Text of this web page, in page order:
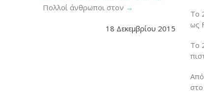
Πολλοί άνθρωποι στον
18 Δεκεμβρίου 2015
Το
ως
To
στο